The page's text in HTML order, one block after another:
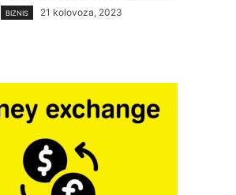
BIZNIS 21 kolovoza, 2023